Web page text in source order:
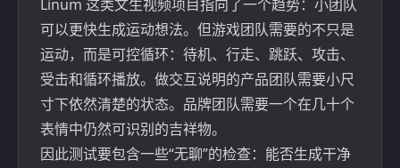
Linum 这类文生视频项目指向了一个趋势：小团队
可以更快生成运动想法。但游戏团队需要的不只是
运动，而是可控循环：待机、行走、跳跃、攻击、
受击和循环播放。做交互说明的产品团队需要小尺
寸下依然清楚的状态。品牌团队需要一个在几十个
表情中仍然可识别的吉祥物。
因此测试要包含一些“无聊”的检查：能否生成干净